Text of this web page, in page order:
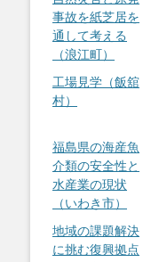
事故を紙芝居を
通して考える
（浪江町）
工場見学（飯舘
村）
福島県の海産魚
介類の安全性と
水産業の現状
（いわき市）
地域の課題解決
に挑む復興拠点